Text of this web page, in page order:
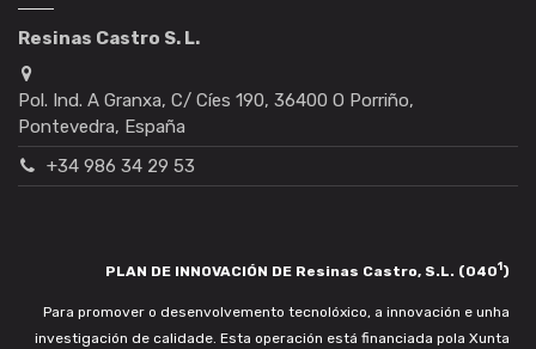
Resinas Castro S. L.
Pol. Ind. A Granxa, C/ Cíes 190, 36400 O Porriño,
Pontevedra, España
+34 986 34 29 53
PLAN DE INNOVACIÓN DE Resinas Castro, S.L. (0401)
Para promover o desenvolvemento tecnolóxico, a innovación e unha
investigación de calidade. Esta operación está financiada pola Xunta